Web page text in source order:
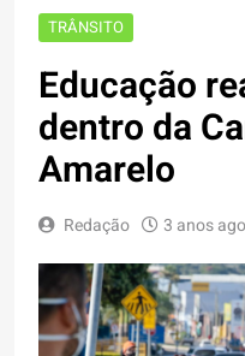
TRÂNSITO
Educação
dentro da
Amarelo
Redação 3 anos ago